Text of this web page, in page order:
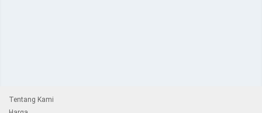
Tentang Kami